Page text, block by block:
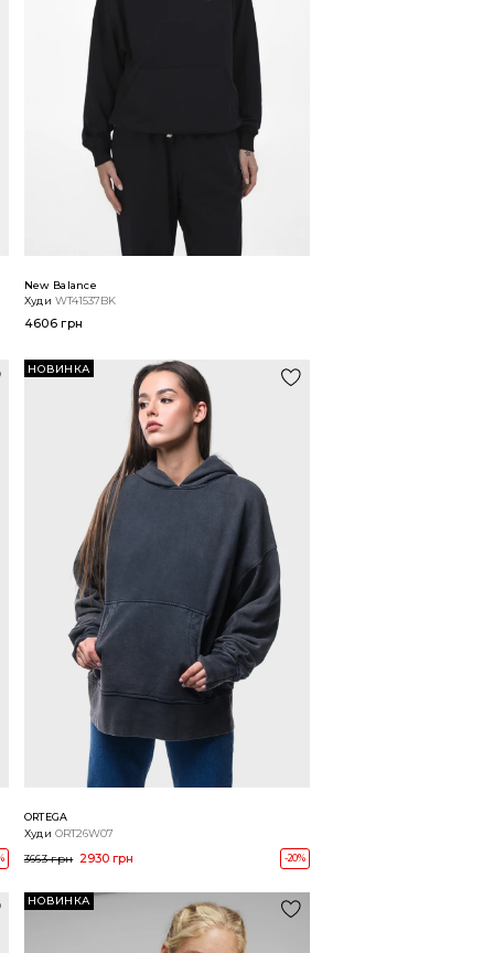
New Balance
ХудиWT41537BK
4606 грн
НОВИНКА
ORTEGA
ХудиORT26W07
3663 грн 2930 грн -20%
НОВИНКА